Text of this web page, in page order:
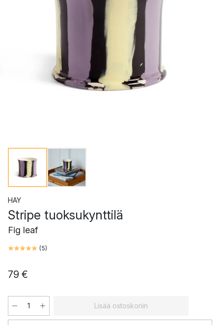
HAY
Stripe tuoksukynttilä
Fig leaf
(5)
79 €
Lisää ostoskoriin